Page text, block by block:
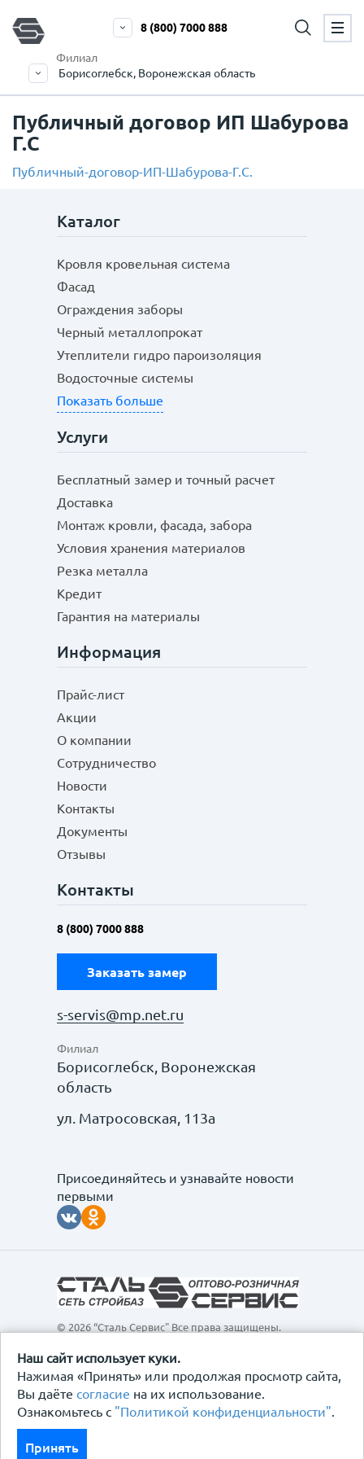
Наш сайт использует куки.
Нажимая «Принять» или продолжая просмотр сайта,
Вы даёте согласие на их использование.
Ознакомьтесь с "Политикой конфиденциальности".
Принять
Филиал
Борисоглебск, Воронежская область
8 (800) 7000 888
Публичный договор ИП Шабурова
Г.С
Публичный-договор-ИП-Шабурова-Г.С.
Каталог
Кровля кровельная система
Фасад
Ограждения заборы
Черный металлопрокат
Утеплители гидро пароизоляция
Водосточные системы
Показать больше
Услуги
Бесплатный замер и точный расчет
Доставка
Монтаж кровли, фасада, забора
Условия хранения материалов
Резка металла
Кредит
Гарантия на материалы
Информация
Прайс-лист
Акции
О компании
Сотрудничество
Новости
Контакты
Документы
Отзывы
Контакты
8 (800) 7000 888
Заказать замер
s-servis@mp.net.ru
Филиал
Борисоглебск, Воронежская
область
ул. Матросовская, 113а
Присоединяйтесь и узнавайте новости
первыми
© 2026 “Сталь Сервис" Все права защищены.
интернет-сайт, а также вся информация о товарах и
ценах, предоставленная на нём, носит
исключительно информационный характер и ни при
каких условиях не является публичной офертой,
определяемой положениями Статьи 437
Договор-оферта